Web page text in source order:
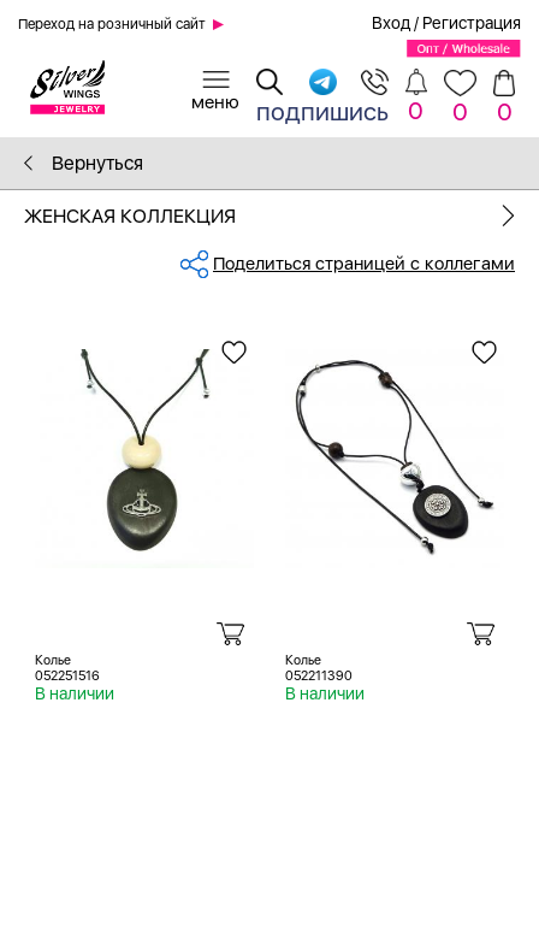
Переход на розничный сайт Вход / Регистрация
подпишись 0 0 0
Вернуться
ЖЕНСКАЯ КОЛЛЕКЦИЯ
Поделиться страницей с коллегами
Колье
052251516
В наличии
Колье
052211390
В наличии